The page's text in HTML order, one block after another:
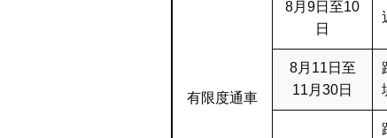
有限度通車
8月9日至10
日
8月11日至
11月30日